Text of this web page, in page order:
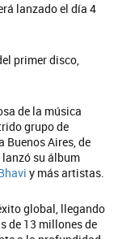
lanzado el día 4
primer disco,
de la música
grupo de
Buenos Aires, de
lanzó su álbum
y más artistas.
global, llegando
de 13 millones de